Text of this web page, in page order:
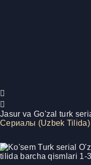
Сериалы (Uzbek Tilida)